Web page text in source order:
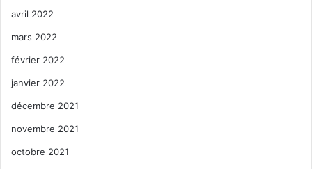
avril 2022
mars 2022
février 2022
janvier 2022
décembre 2021
novembre 2021
octobre 2021